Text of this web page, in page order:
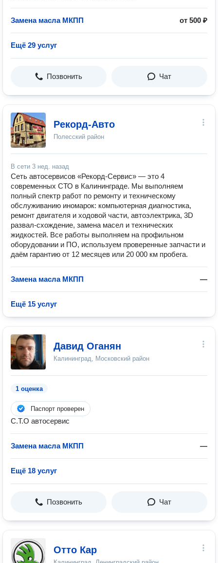
Замена масла МКПП от 500 ₽
Ещё 29 услуг
Позвонить Чат
Рекорд-Авто
Полесский район
В сети 3 нед. назад
Сеть автосервисов «Рекорд-Сервис» — это 4
современных СТО в Калининграде. Мы выполняем
полный спектр работ по ремонту и техническому
обслуживанию иномарок: компьютерная диагностика,
ремонт двигателя и ходовой части, автоэлектрика, 3D
развал‑схождение, замена масел и технических
жидкостей. Все работы выполняем на профильном
оборудовании и ПО, используем проверенные запчасти и
даём гарантию от 12 месяцев или 20 000 км пробега.
Замена масла МКПП —
Ещё 15 услуг
Давид Оганян
Калининград, Московский район
1 оценка
Паспорт проверен
С.Т.О автосервис
Замена масла МКПП —
Ещё 18 услуг
Позвонить Чат
Отто Кар